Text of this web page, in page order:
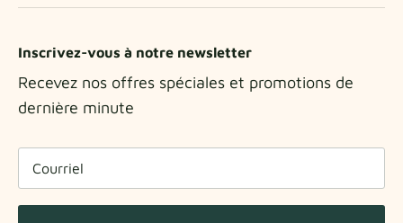
Inscrivez-vous à notre newsletter
Recevez nos offres spéciales et promotions de
dernière minute